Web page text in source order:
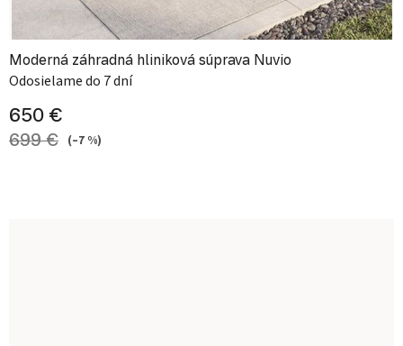
Moderná záhradná hliniková súprava Nuvio
Odosielame do 7 dní
650 €
699 € (–7 %)